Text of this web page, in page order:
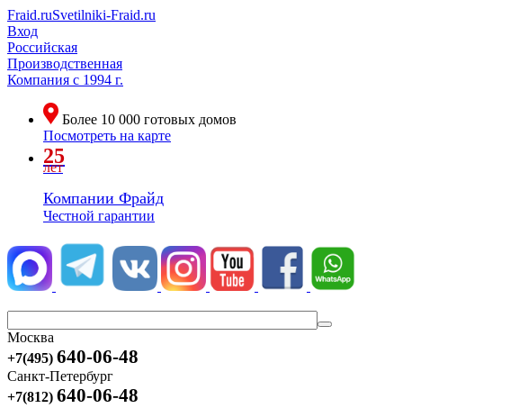
Fraid.ruSvetilniki-Fraid.ru
Вход
Российская
Производственная
Компания с 1994 г.
Более 10 000 готовых домов
Посмотреть на карте
25
лет
Компании Фрайд
Честной гарантии
Москва
+7(495) 640-06-48
Санкт-Петербург
+7(812) 640-06-48